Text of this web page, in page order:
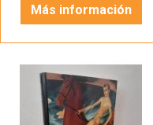
Más información